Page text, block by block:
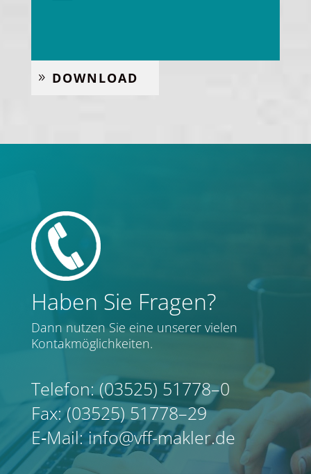
DOWN­LOAD
Haben Sie Fragen?
Dann nut­zen Sie eine unse­rer vie­len
Kontakmöglichkeiten.
Tele­fon: (03525) 51778–0
Fax: (03525) 51778–29
E‑Mail: info@vff-makler.de